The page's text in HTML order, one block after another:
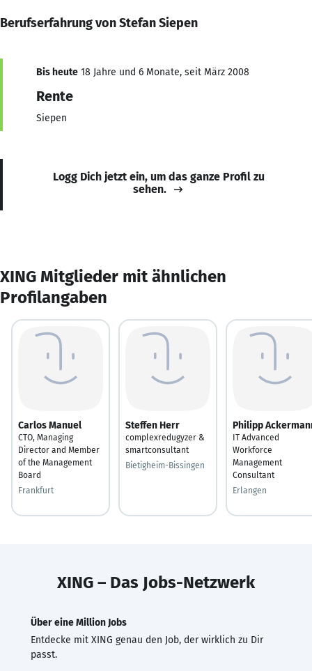
Berufserfahrung von Stefan Siepen
Bis heute 18 Jahre und 6 Monate, seit März 2008
Rente
Siepen
Logg Dich jetzt ein, um das ganze Profil zu
sehen.
XING Mitglieder mit ähnlichen
Profilangaben
Carlos Manuel
CTO, Managing
Director and Member
of the Management
Board
Frankfurt
Steffen Herr
complexredugyzer &
smartconsultant
Bietigheim-Bissingen
Philipp
IT Advanced
Workforce
Management
Consultant
Erlangen
XING – Das Jobs-Netzwerk
Über eine Million Jobs
Entdecke mit XING genau den Job, der wirklich zu Dir
passt.